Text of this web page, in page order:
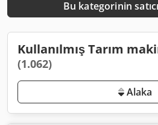
Bu kategorinin
Kullanılmış Tarım
(1.062)
Alaka